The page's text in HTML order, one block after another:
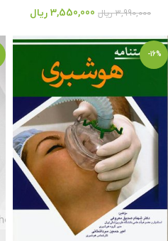
3,990,000 ریال 3,550,000 ریال
-16%